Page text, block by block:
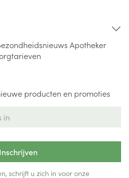
Apotheker
producten en promoties
Inschrijven
schrijft u zich in voor onze